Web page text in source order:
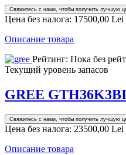
Свяжитесь с нами, чтобы получить лучшую
Цена без налога: 17500,00 Lei
Описание товара
Рейтинг: Пока без
Текущий уровень запасов
GREE
Свяжитесь с нами, чтобы получить лучшую
Цена без налога: 23500,00 Lei
Описание товара